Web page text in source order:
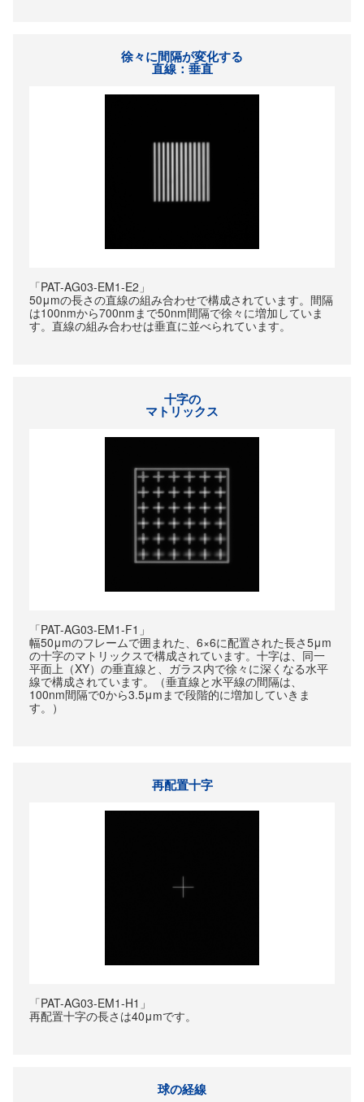
徐々に間隔が変化する
直線：垂直
「PAT-AG03-EM1-E2」
50μmの長さの直線の組み合わせで構成されています。間隔
は100nmから700nmまで50nm間隔で徐々に増加していま
す。直線の組み合わせは垂直に並べられています。
十字の
マトリックス
「PAT-AG03-EM1-F1」
幅50μmのフレームで囲まれた、6×6に配置された長さ5μm
の十字のマトリックスで構成されています。十字は、同一
平面上（XY）の垂直線と、ガラス内で徐々に深くなる水平
線で構成されています。（垂直線と水平線の間隔は、
100nm間隔で0から3.5μmまで段階的に増加していきま
す。）
再配置十字
「PAT-AG03-EM1-H1」
再配置十字の長さは40μmです。
球の経線